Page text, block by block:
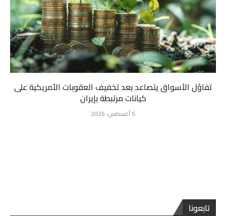
تفاؤل الأسواق يتصاعد بعد تخفيف العقوبات الأمريكية على
كيانات مرتبطة بإيران
5 أغسطس، 2026
تابعونا